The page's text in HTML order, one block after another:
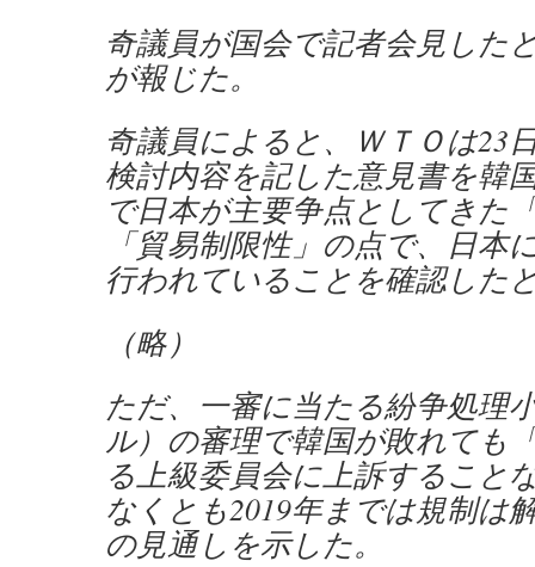
奇議員が国会で記者会見した
が報じた。
奇議員によると、ＷＴＯは23
検討内容を記した意見書を韓
で日本が主要争点としてきた
「貿易制限性」の点で、日本
行われていることを確認した
（略）
ただ、一審に当たる紛争処理
ル）の審理で韓国が敗れても
る上級委員会に上訴すること
なくとも2019年までは規制は
の見通しを示した。